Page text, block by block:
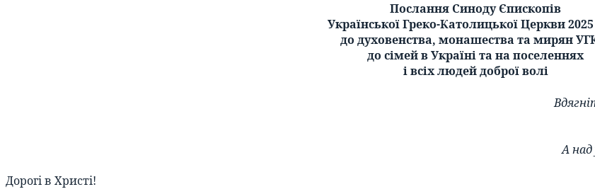
Послання Синоду Єпископів
Української Греко-Католицької Церкви
до духовенства, монашества та мирян
до сімей в Україні та на поселеннях
і всіх людей доброї волі
А над
Дорогі в Христі!